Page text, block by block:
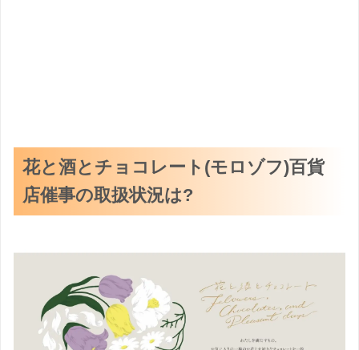
花と酒とチョコレート(モロゾフ)百貨
店催事の取扱状況は?